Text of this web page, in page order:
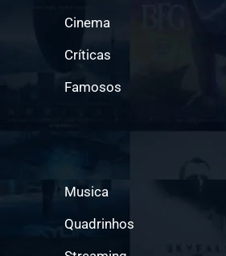
Cinema
Críticas
Famosos
Musica
Quadrinhos